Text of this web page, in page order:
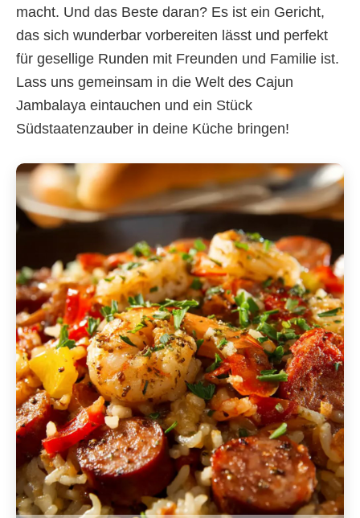
macht. Und das Beste daran? Es ist ein Gericht,
das sich wunderbar vorbereiten lässt und perfekt
für gesellige Runden mit Freunden und Familie ist.
Lass uns gemeinsam in die Welt des Cajun
Jambalaya eintauchen und ein Stück
Südstaatenzauber in deine Küche bringen!